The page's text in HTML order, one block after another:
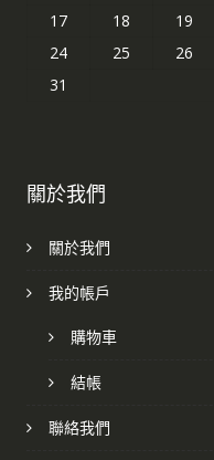
17
18 19
24
25 26
31
關於我們
關於我們
我的帳戶
購物車
結帳
聯絡我們